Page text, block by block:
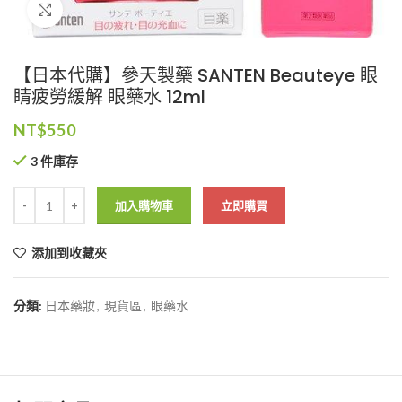
Click to enlarge
【日本代購】參天製藥 SANTEN Beauteye 眼
睛疲勞緩解 眼藥水 12ml
NT$550
3 件庫存
加入購物車 立即購買
添加到收藏夾
分類: 日本藥妝, 現貨區, 眼藥水